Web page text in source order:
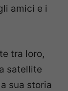
amici e i
tra loro,
satellite
sua storia